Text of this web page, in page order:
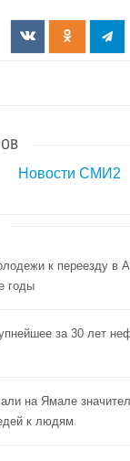
Новости СМИ2
к переезду в
годы
за 30 лет
на Ямале
к людям